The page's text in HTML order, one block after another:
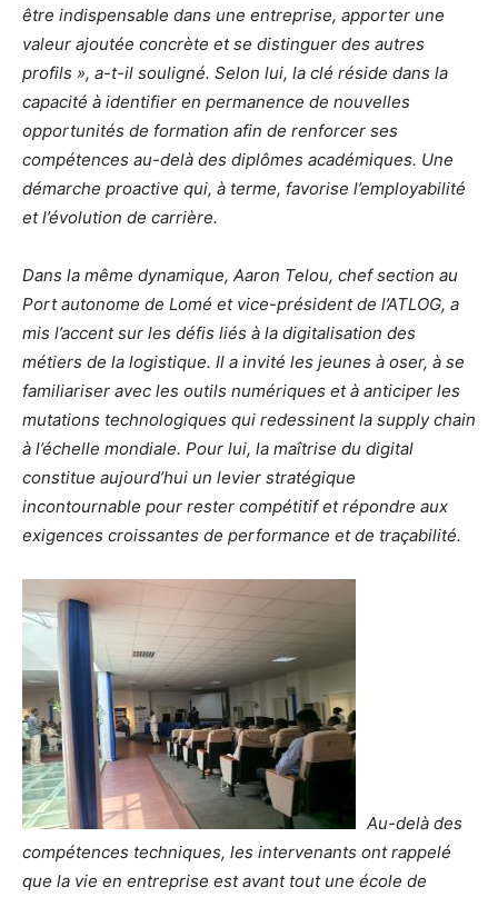
être indispensable dans une entreprise, apporter une
valeur ajoutée concrète et se distinguer des autres
profils », a-t-il souligné. Selon lui, la clé réside dans la
capacité à identifier en permanence de nouvelles
opportunités de formation afin de renforcer ses
compétences au-delà des diplômes académiques. Une
démarche proactive qui, à terme, favorise l’employabilité
et l’évolution de carrière.
Dans la même dynamique, Aaron Telou, chef section au
Port autonome de Lomé et vice-président de l’ATLOG, a
mis l’accent sur les défis liés à la digitalisation des
métiers de la logistique. Il a invité les jeunes à oser, à se
familiariser avec les outils numériques et à anticiper les
mutations technologiques qui redessinent la supply chain
à l’échelle mondiale. Pour lui, la maîtrise du digital
constitue aujourd’hui un levier stratégique
incontournable pour rester compétitif et répondre aux
exigences croissantes de performance et de traçabilité.
Au-delà des
compétences techniques, les intervenants ont rappelé
que la vie en entreprise est avant tout une école de